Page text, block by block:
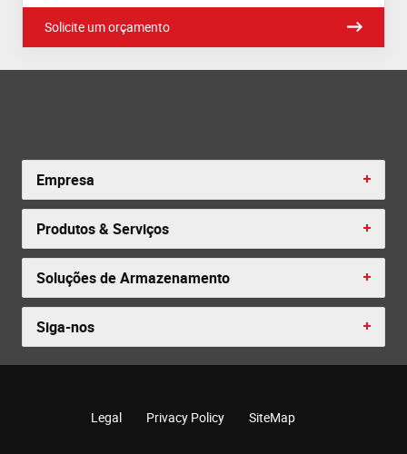
Solicite um orçamento
Empresa
Produtos & Serviços
Soluções de Armazenamento
Siga-nos
Legal Privacy Policy SiteMap